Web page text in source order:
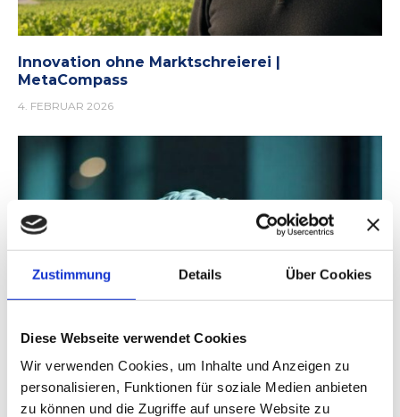
Zustimmung Details Über Cookies
Diese Webseite verwendet Cookies
Wir verwenden Cookies, um Inhalte und Anzeigen zu
personalisieren, Funktionen für soziale Medien anbieten
zu können und die Zugriffe auf unsere Website zu
Innovation ohne Marktschreierei |
MetaCompass
4. FEBRUAR 2026